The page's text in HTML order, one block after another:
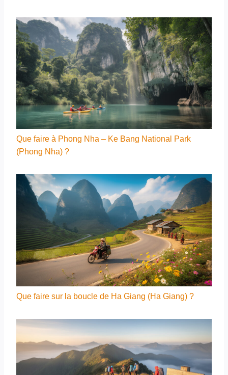
Que faire à Phong Nha – Ke Bang National Park
(Phong Nha) ?
Que faire sur la boucle de Ha Giang (Ha Giang) ?